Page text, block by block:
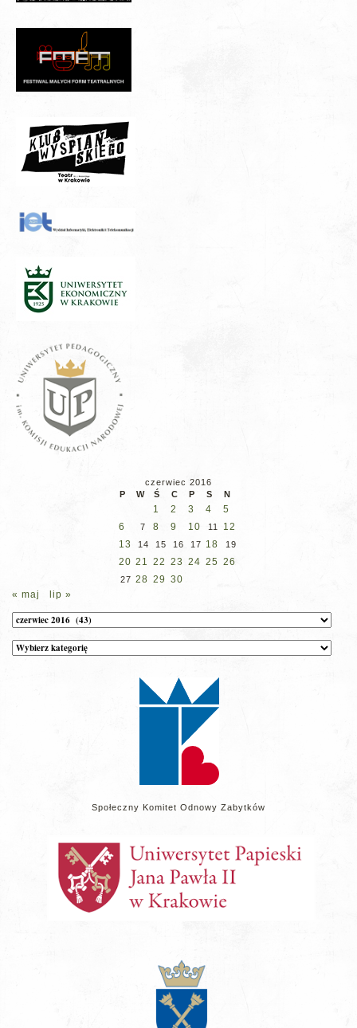
czerwiec 2016
P
W Ś C P S N
1 2 3 4
5
6
7 8 9 10 11
12
13
14 15 16 17 18 19
20 21 22 23 24 25 26
27 28 29 30
« maj
lip »
Archiwum
Kategorie
wpisów
Społeczny Komitet Odnowy Zabytków